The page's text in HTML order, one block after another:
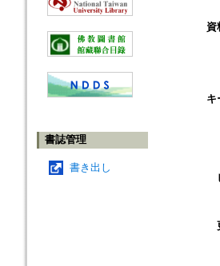
書誌管理
書き出し
資
キ